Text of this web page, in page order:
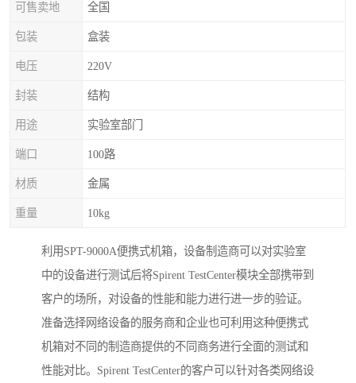
可售卖地 全国
包装 盒装
电压 220V
封装 结构
用途 实验室部门
端口 100路
材质 金属
重量 10kg
利用SPT-9000A便携式机箱，设备制造商可以对实验室
中的设备进行测试后将Spirent TestCenter模块全部携带到
客户的场所，对设备的性能和能力进行进一步的验证。
准备选择网络设备的服务商和企业也可利用这种便携式
机箱对不同的制造商提供的不同商务进行全面的测试和
性能对比。Spirent TestCenter的客户可以针对各类网络设